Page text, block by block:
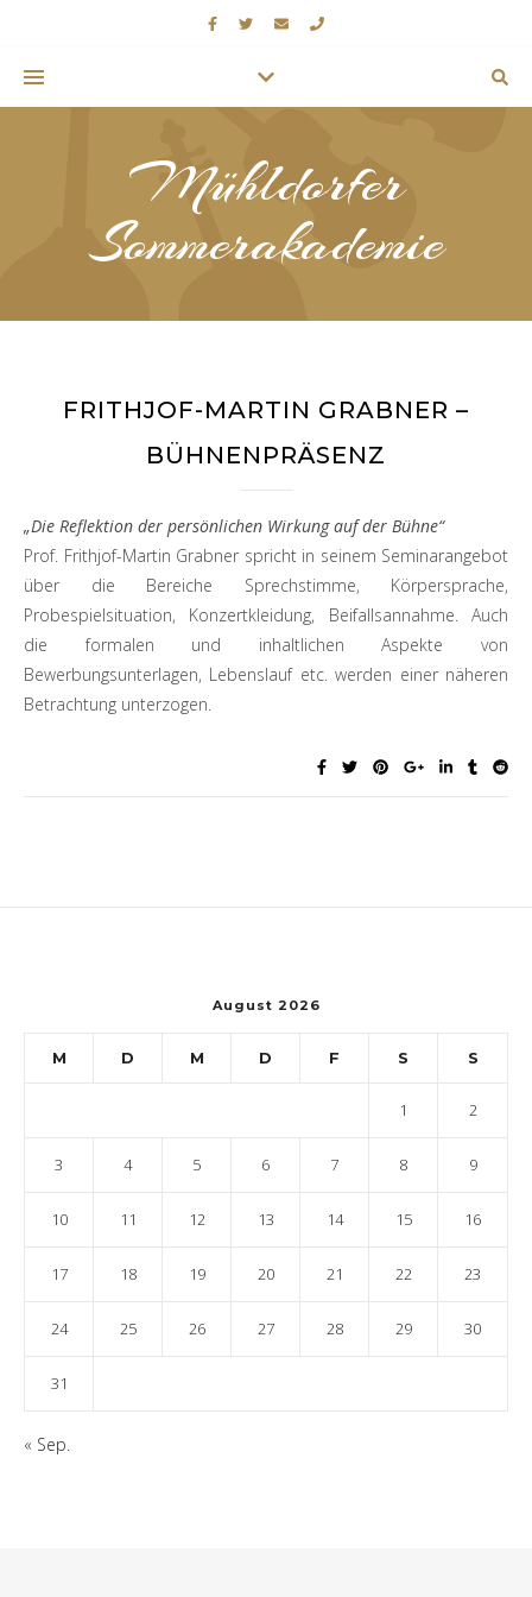
Mühldorfer
Sommerakademie
FRITHJOF-MARTIN GRABNER –
BÜHNENPRÄSENZ
„Die Reflektion der persönlichen Wirkung auf der Bühne“
Prof. Frithjof-Martin Grabner spricht in seinem Seminarangebot
über die Bereiche Sprechstimme, Körpersprache,
Probespielsituation, Konzertkleidung, Beifallsannahme. Auch
die formalen und inhaltlichen Aspekte von
Bewerbungsunterlagen, Lebenslauf etc. werden einer näheren
Betrachtung unterzogen.
August 2026
M D M D F S S
1 2
3 4 5 6 7 8 9
10 11 12 13 14 15 16
17 18 19 20 21 22 23
24 25 26 27 28 29 30
31
« Sep.